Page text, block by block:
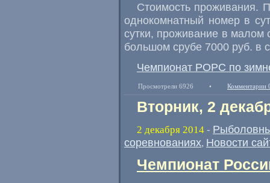
Стоимость проживания.
однокомнатный номер в
сутки, проживание в малом
большом срубе 7000 руб. в
Чемпионат РОРС по
Просмотрели 6926 • Комментарии
Вторник, 2
2 декабря 2014 -
соревнованиях, Новости
Чемпионат